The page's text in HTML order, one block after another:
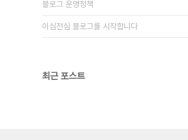
블로그 운영정책
이심전심 블로그를 시작합니다
최근 포스트